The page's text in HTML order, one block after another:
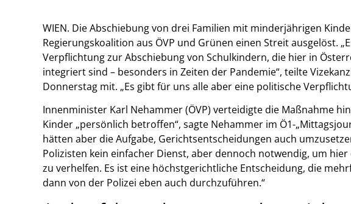
WIEN. Die Abschiebung von drei Familien mit minderjährigen
Regierungskoalition aus ÖVP und Grünen einen Streit ausgelöst.
Verpflichtung zur Abschiebung von Schulkindern, die hier in
integriert sind – besonders in Zeiten der Pandemie“, teilte
Donnerstag mit. „Es gibt für uns alle aber eine politische
Innenminister Karl Nehammer (ÖVP) verteidigte die Maßnahme
Kinder „persönlich betroffen“, sagte Nehammer im Ö1-
hätten aber die Aufgabe, Gerichtsentscheidungen auch
Polizisten kein einfacher Dienst, aber dennoch notwendig, um
zu verhelfen. Es ist eine höchstgerichtliche Entscheidung, die
dann von der Polizei eben auch durchzuführen.“